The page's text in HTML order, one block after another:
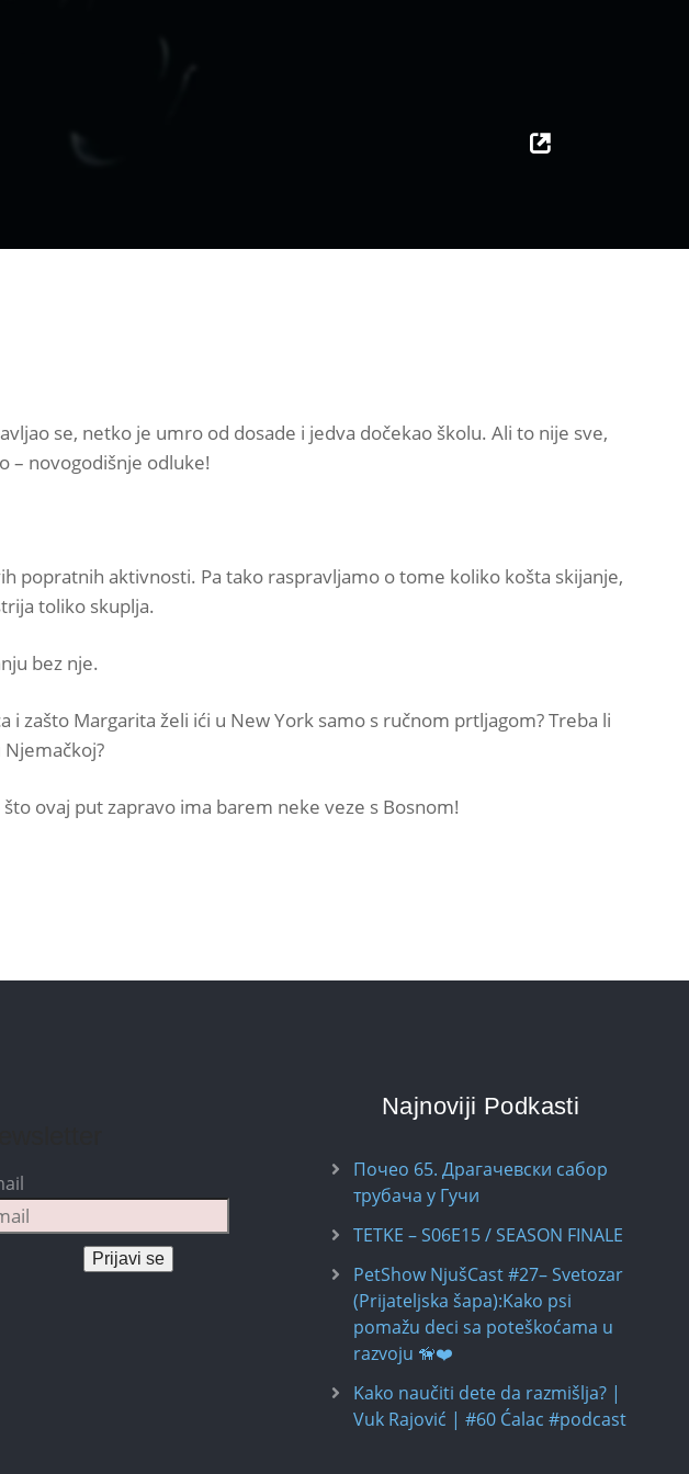
se, netko je umro od dosade i jedva dočekao školu. Ali to nije sve,
– novogodišnje odluke!
popratnih aktivnosti. Pa tako raspravljamo o tome koliko košta skijanje,
toliko skuplja.
bez nje.
zašto Margarita želi ići u New York samo s ručnom prtljagom? Treba li
Njemačkoj?
ovaj put zapravo ima barem neke veze s Bosnom!
Prijavi se
Najnoviji Podkasti
Почео 65. Драгачевски сабор
трубача у Гучи
TETKE – S06E15 / SEASON FINALE
PetShow NjušCast #27– Svetozar
(Prijateljska šapa):Kako psi
pomažu deci sa poteškoćama u
razvoju 🦮❤️
Kako naučiti dete da razmišlja? |
Vuk Rajović | #60 Ćalac #podcast